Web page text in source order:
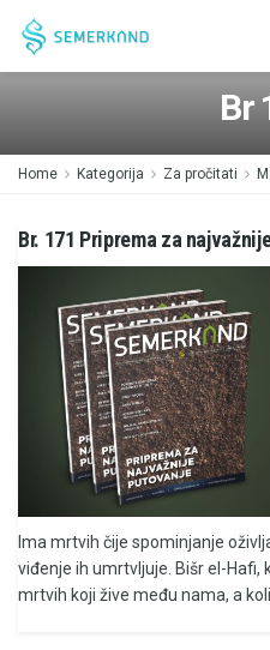
Br
Home Kategorija Za pročitati
Br. 171 Priprema za
Ima mrtvih čije spominjanje
viđenje ih umrtvljuje. Bišr el-Hafi,
mrtvih koji žive među nama, a